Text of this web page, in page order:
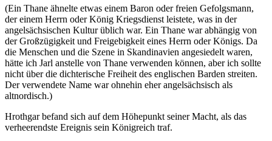
(Ein Thane ähnelte etwas einem Baron oder freien Gefolgsmann,
der einem Herrn oder König Kriegsdienst leistete, was in der
angelsächsischen Kultur üblich war. Ein Thane war abhängig von
der Großzügigkeit und Freigebigkeit eines Herrn oder Königs. Da
die Menschen und die Szene in Skandinavien angesiedelt waren,
hätte ich Jarl anstelle von Thane verwenden können, aber ich sollte
nicht über die dichterische Freiheit des englischen Barden streiten.
Der verwendete Name war ohnehin eher angelsächsisch als
altnordisch.)
Hrothgar befand sich auf dem Höhepunkt seiner Macht, als das
verheerendste Ereignis sein Königreich traf.